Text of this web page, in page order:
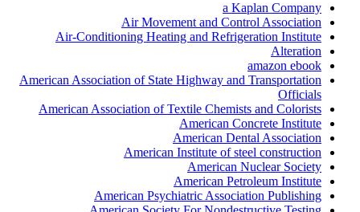
a Kaplan Company
Air Movement and Control Association
Air-Conditioning Heating and Refrigeration Institute
Alteration
amazon ebook
American Association of State Highway and Transportation
Officials
American Association of Textile Chemists and Colorists
American Concrete Institute
American Dental Association
American Institute of steel construction
American Nuclear Society
American Petroleum Institute
American Psychiatric Association Publishing